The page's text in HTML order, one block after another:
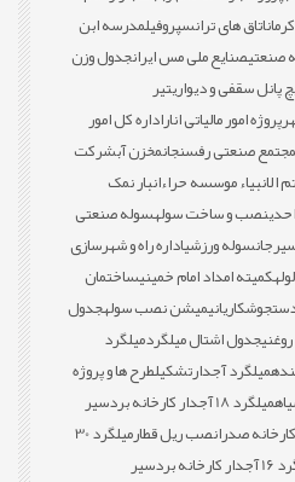
اتاق های ترانسپروفیلمدرسه ابن
صنعتیصنایع ملی مس ایرانجدول وزن
پانل سقفی و دیواریتیر
پروژه امور مالیاتی اناراداره کل امور
مجتمع صنعتی رفسنجانمخزن آبشرکت
موسسه حراءانبار نمک
نصب و ساخت سولهسوله صنعتی
سوله ورزشیاداره راه و شهرسازی
کمیته امداد امام خمینیساختمان
جوشکاریانیمیشن نصب سولهجدول
جدول اشتال میلگردمیلگرد
میلگرد آجدارتشکیلطرح ها و پروژه
میلگرد 18 آجدار کارخانه بردسیر
صدرانصب ریل قطار
میلگرد 30
میلگرد 16 آجدار کارخانه بردسیر